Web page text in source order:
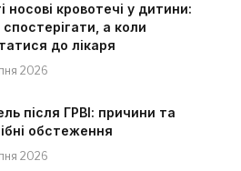
носові кровотечі у дитини:
спостерігати, а коли
до лікаря
2026
після ГРВІ: причини та
обстеження
2026